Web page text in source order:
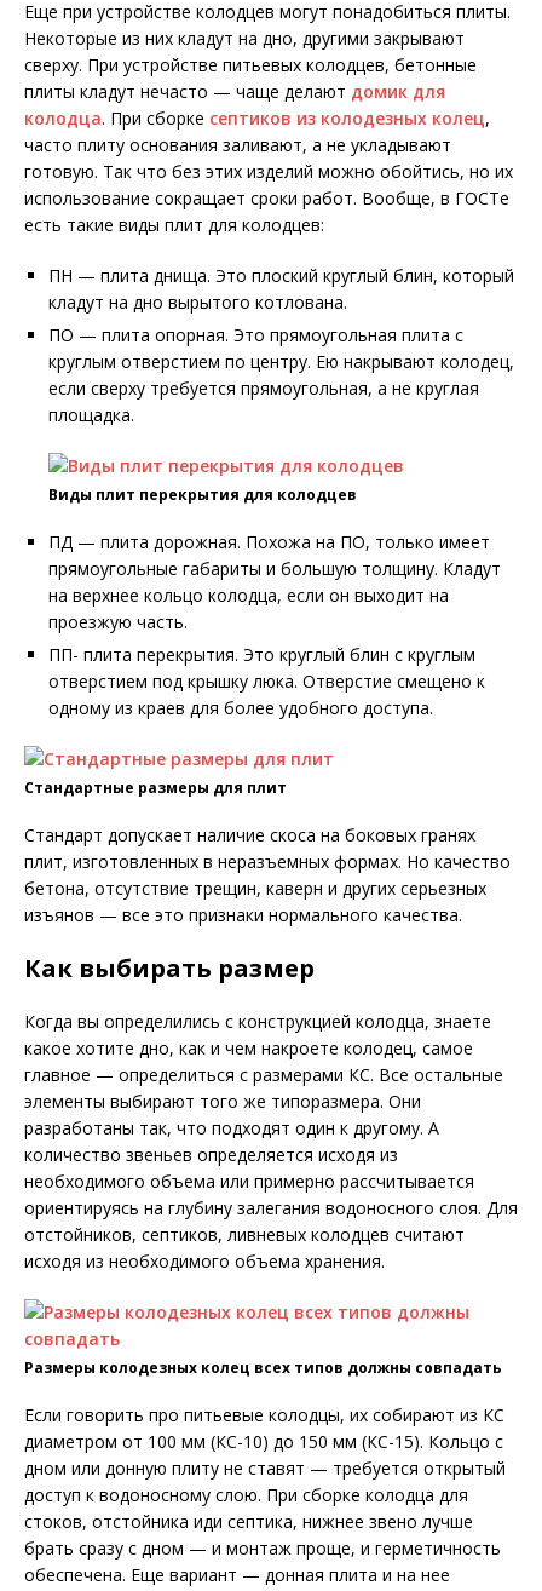
Еще при устройстве колодцев могут понадобиться плиты.
Некоторые из них кладут на дно, другими закрывают
сверху. При устройстве питьевых колодцев, бетонные
плиты кладут нечасто — чаще делают домик для
колодца. При сборке септиков из колодезных колец,
часто плиту основания заливают, а не укладывают
готовую. Так что без этих изделий можно обойтись, но их
использование сокращает сроки работ. Вообще, в ГОСТе
есть такие виды плит для колодцев:
ПН — плита днища. Это плоский круглый блин, который
кладут на дно вырытого котлована.
ПО — плита опорная. Это прямоугольная плита с
круглым отверстием по центру. Ею накрывают колодец,
если сверху требуется прямоугольная, а не круглая
площадка.
Виды плит перекрытия для колодцев
ПД — плита дорожная. Похожа на ПО, только имеет
прямоугольные габариты и большую толщину. Кладут
на верхнее кольцо колодца, если он выходит на
проезжую часть.
ПП- плита перекрытия. Это круглый блин с круглым
отверстием под крышку люка. Отверстие смещено к
одному из краев для более удобного доступа.
Стандартные размеры для плит
Стандарт допускает наличие скоса на боковых гранях
плит, изготовленных в неразъемных формах. Но качество
бетона, отсутствие трещин, каверн и других серьезных
изъянов — все это признаки нормального качества.
Как выбирать размер
Когда вы определились с конструкцией колодца, знаете
какое хотите дно, как и чем накроете колодец, самое
главное — определиться с размерами КС. Все остальные
элементы выбирают того же типоразмера. Они
разработаны так, что подходят один к другому. А
количество звеньев определяется исходя из
необходимого объема или примерно рассчитывается
ориентируясь на глубину залегания водоносного слоя. Для
отстойников, септиков, ливневых колодцев считают
исходя из необходимого объема хранения.
Размеры колодезных колец всех типов должны совпадать
Если говорить про питьевые колодцы, их собирают из КС
диаметром от 100 мм (КС-10) до 150 мм (КС-15). Кольцо с
дном или донную плиту не ставят — требуется открытый
доступ к водоносному слою. При сборке колодца для
стоков, отстойника иди септика, нижнее звено лучше
брать сразу с дном — и монтаж проще, и герметичность
обеспечена. Еще вариант — донная плита и на нее